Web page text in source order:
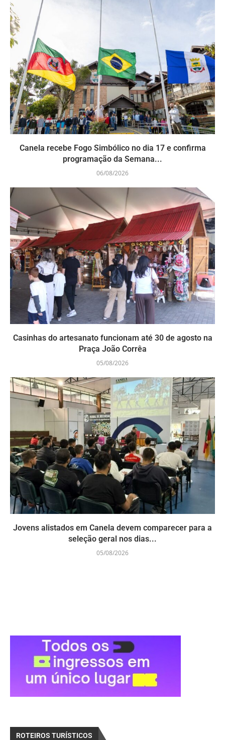
Canela recebe Fogo Simbólico no dia 17 e confirma
programação da Semana...
06/08/2026
Casinhas do artesanato funcionam até 30 de agosto na
Praça João Corrêa
05/08/2026
Jovens alistados em Canela devem comparecer para a
seleção geral nos dias...
05/08/2026
ROTEIROS TURÍSTICOS